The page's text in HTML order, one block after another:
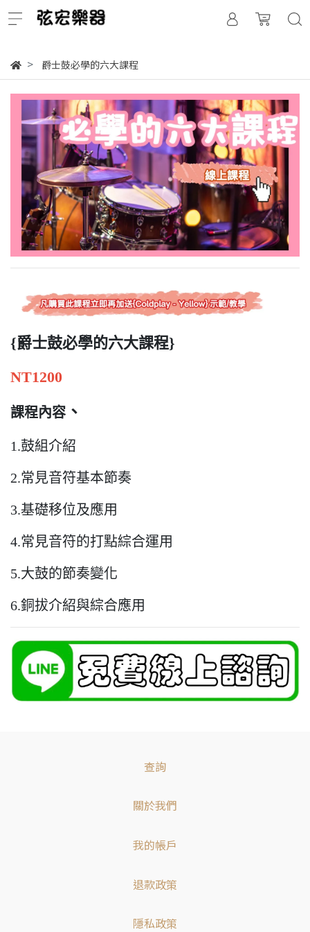
爵士鼓必學的六大課程
{爵士鼓必學的六大課程}
NT1200
課程內容 、
1.鼓組介紹
2.常見音符基本節奏
3.基礎移位及應用
4.常見音符的打點綜合運用
5.大鼓的節奏變化
6.銅拔介紹與綜合應用
查詢
關於我們
我的帳戶
退款政策
隱私政策